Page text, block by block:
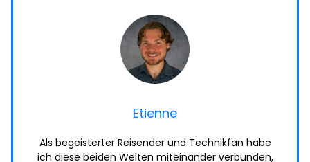
Etienne
Als begeisterter Reisender und Technikfan habe
ich diese beiden Welten miteinander verbunden,